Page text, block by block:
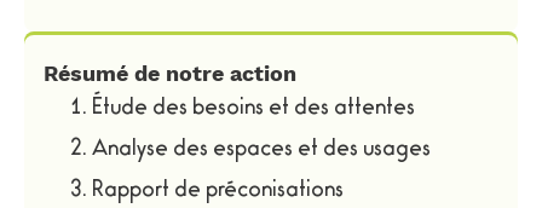
Résumé de notre action
Étude des besoins et des attentes
Analyse des espaces et des usages
Rapport de préconisations